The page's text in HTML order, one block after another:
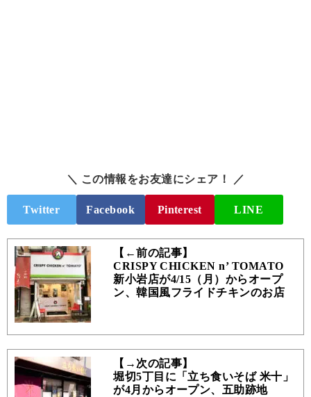
＼ この情報をお友達にシェア！ ／
Twitter Facebook Pinterest LINE
【←前の記事】
CRISPY CHICKEN n’ TOMATO
新小岩店が4/15（月）からオープ
ン、韓国風フライドチキンのお店
【→次の記事】
堀切5丁目に「立ち食いそば 米十」
が4月からオープン、五助跡地